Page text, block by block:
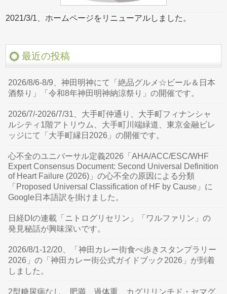
2021/3/1、ホームページをリニューアルしました。
最近の投稿
2026/8/6-8/9、神田明神にて「絶品グルメ☆ビール＆日本
酒祭り」「令和8年神田明神納涼祭り」の開催です。
2026/7/-2026/7/31、大手町仲通り、大手町フィナンシャ
ルシティ1階アトリウム、大手町川端緑道、東京金融ビレ
ッジにて「大手町縁日2026」の開催です。
心不全のユニバーサル定義2026「AHA/ACC/ESC/WHF
Expert Consensus Document: Second Universal Definition
of Heart Failure (2026)」の心不全の原因による分類
「Proposed Universal Classification of HF by Cause」に
Google日本語訳を掛けました。
日経DIの連載「ニトログリセリン」「ワルファリン」の
発見秘話が興味深いです。
2026/8/1-12/20、「神田カレー街食べ歩きスタンプラリー
2026」の「神田カレー街公式ガイドブック2026」が到着
しました。
2型糖尿病なし、肥満、過体重、カグリリンチド・セマグ